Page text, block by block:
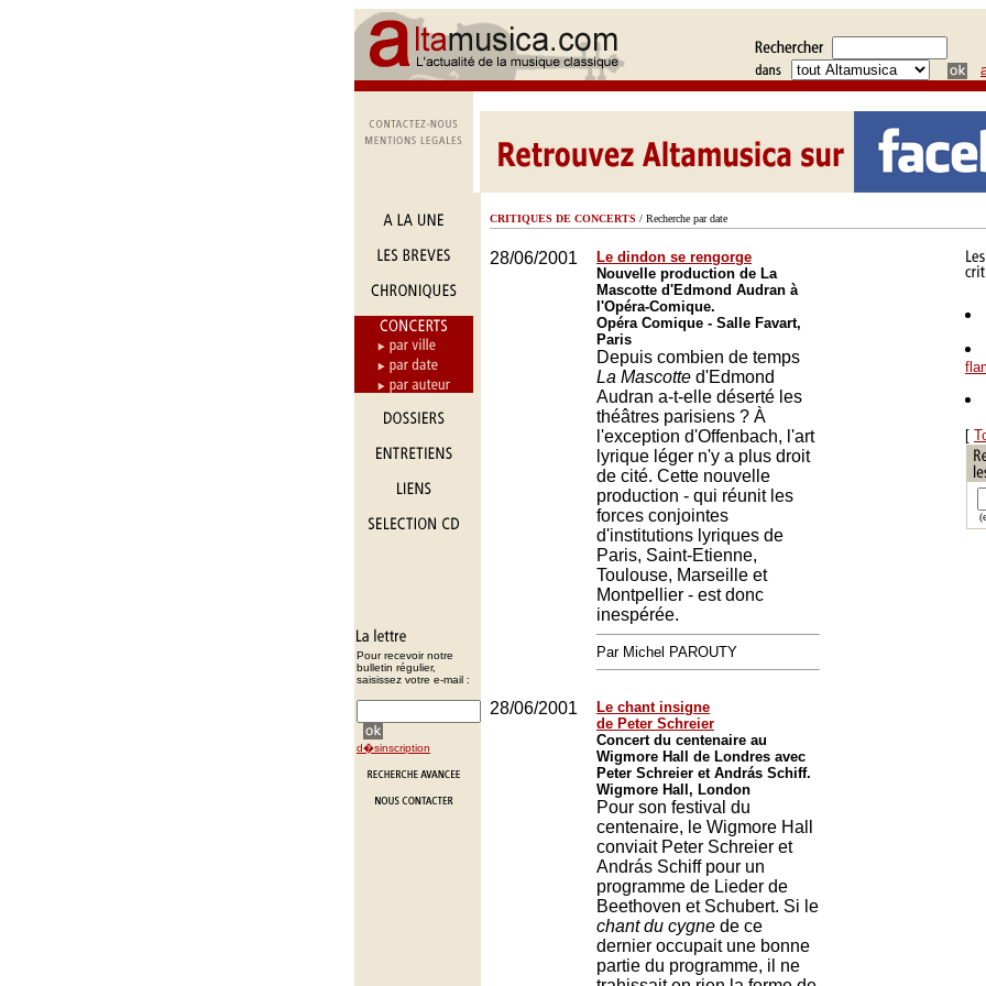
Pour recevoir notre
bulletin régulier,
saisissez votre e-mail :
d�sinscription
CRITIQUES DE CONCERTS / Recherche par date
28/06/2001
Le dindon se rengorge
Nouvelle production de La
Mascotte d'Edmond Audran à
l'Opéra-Comique.
Opéra Comique - Salle Favart,
Paris
Depuis combien de temps
La Mascotte d'Edmond
Audran a-t-elle déserté les
théâtres parisiens ? À
l'exception d'Offenbach, l'art
lyrique léger n'y a plus droit
de cité. Cette nouvelle
production - qui réunit les
forces conjointes
d'institutions lyriques de
Paris, Saint-Etienne,
Toulouse, Marseille et
Montpellier - est donc
inespérée.
Par Michel PAROUTY
28/06/2001
Le chant insigne
de Peter Schreier
Concert du centenaire au
Wigmore Hall de Londres avec
Peter Schreier et András Schiff.
Wigmore Hall, London
Pour son festival du
centenaire, le Wigmore Hall
conviait Peter Schreier et
András Schiff pour un
programme de Lieder de
Beethoven et Schubert. Si le
chant du cygne de ce
dernier occupait une bonne
partie du programme, il ne
[